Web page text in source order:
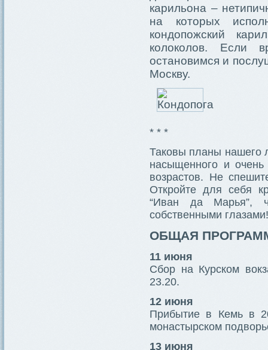
карильона –
на которых
кондопожский
колоколов. Если
остановимся и
Москву.
* * *
Таковы планы нашего
насыщенного и
возрастов. Не
Откройте для себя
“Иван да Марья”,
собственными глазами!
ОБЩАЯ
11 июня
Сбор на Курском
23.20.
12 июня
Прибытие в Кемь в
монастырском
13 июня